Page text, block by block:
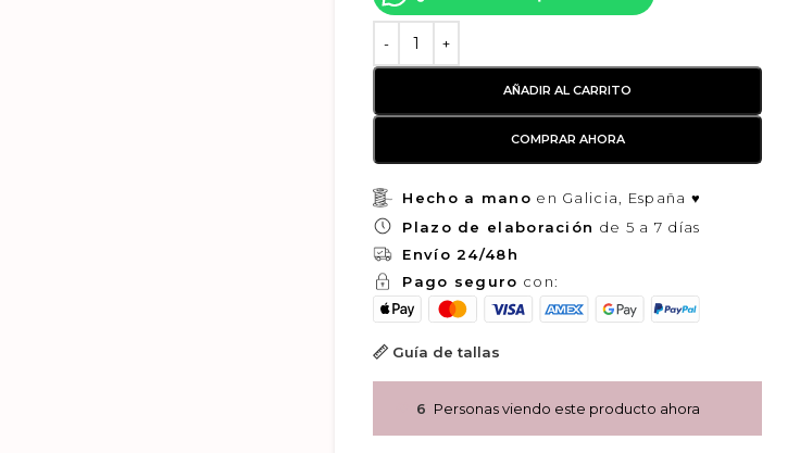
AÑADIR AL CARRITO
COMPRAR AHORA
Hecho a mano en Galicia, España ♥
Plazo de elaboración de 5 a 7 días
Envío 24/48h
Pago seguro con:
Guía de tallas
6 Personas viendo este producto ahora